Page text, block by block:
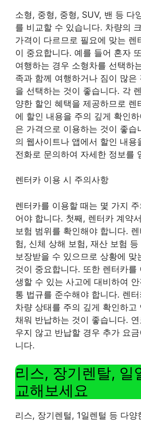
소형, 중형, 중형, SUV, 밴 등 다
를 비교할 수 있습니다. 차량의
가격이 다르므로 필요에 맞는 렌
이 중요합니다. 예를 들어 혼자
여행하는 경우 소형차를 선택하
족과 함께 여행하거나 짐이 많은
을 선택하는 것이 좋습니다. 각
양한 할인 혜택을 제공하므로 렌
에 할인 내용을 주의 깊게 확인
은 가격으로 이용하는 것이 좋습
의 웹사이트나 앱에서 할인 내용
전화로 문의하여 자세한 정보를
렌터카 이용 시 주의사항
렌터카를 이용할 때는 몇 가지
어야 합니다. 첫째, 렌터카 계약
보험 범위를 확인해야 합니다.
험, 신체 상해 보험, 재산 보험 등
보장받을 수 있으므로 상황에 맞
것이 중요합니다. 또한 렌터카를
생할 수 있는 사고에 대비하여
통 법규를 준수해야 합니다. 렌
차량 상태를 주의 깊게 확인하고
채워 반납하는 것이 좋습니다.
우지 않고 반납할 경우 추가 요
니다.
리스, 장기렌탈, 일
교해보세요
리스, 장기렌털, ​​1일렌털 등 다